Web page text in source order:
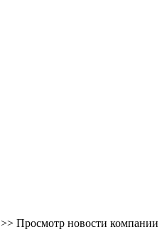
>> Просмотр новости компании